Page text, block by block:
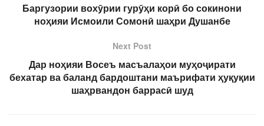
Баргузории вохӯрии гурӯҳи корӣ бо сокинони
ноҳияи Исмоили Сомонӣ шаҳри Душанбе
Next Post
Дар ноҳияи Восеъ масъалаҳои муҳоҷирати
бехатар ва баланд бардоштани маърифати ҳуқуқии
шаҳрвандон баррасӣ шуд